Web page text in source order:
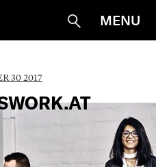
Suche
MENU
30 2017